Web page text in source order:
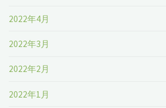
2022年4月
2022年3月
2022年2月
2022年1月